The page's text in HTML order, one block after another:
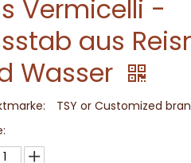
Vermicelli -
aus
Wasser
TSY or Customized